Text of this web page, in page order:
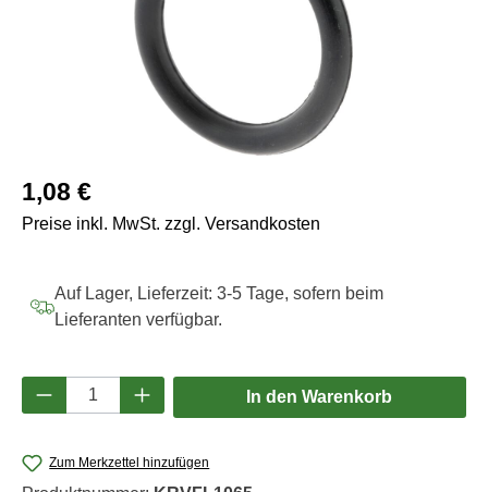
Regulärer Preis:
1,08 €
Preise inkl. MwSt. zzgl. Versandkosten
Auf Lager, Lieferzeit: 3-5 Tage, sofern beim
Lieferanten verfügbar.
Produkt Anzahl: Gib den gewünschten
In den Warenkorb
Zum Merkzettel hinzufügen